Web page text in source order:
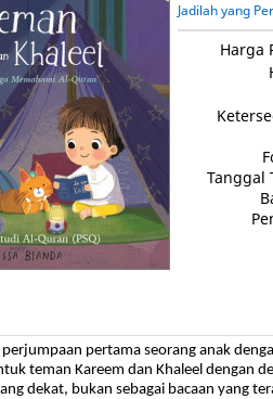
Jadilah yang
Harga
Tanggal
pertama seorang anak
teman Kareem dan Khaleel dengan
dekat, bukan sebagai bacaan yang